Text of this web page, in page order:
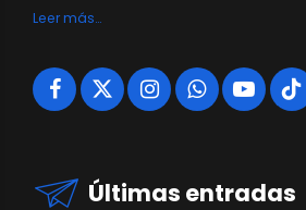
Leer más…
Últimas entradas